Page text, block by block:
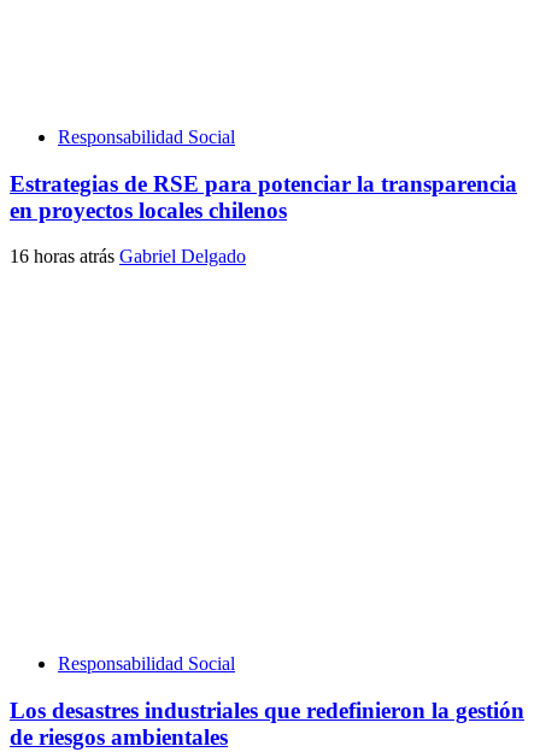
Responsabilidad Social
Estrategias de RSE para potenciar la transparencia
en proyectos locales chilenos
16 horas atrás Gabriel Delgado
Responsabilidad Social
Los desastres industriales que redefinieron la gestión
de riesgos ambientales